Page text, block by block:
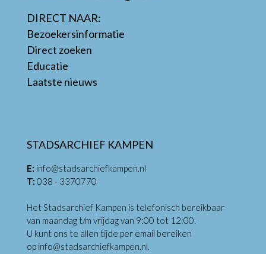
DIRECT NAAR:
Bezoekersinformatie
Direct zoeken
Educatie
Laatste nieuws
STADSARCHIEF KAMPEN
E: info@stadsarchiefkampen.nl
T: 038 - 3370770
Het Stadsarchief Kampen is telefonisch bereikbaar
van maandag t/m vrijdag van 9:00 tot 12:00.
U kunt ons te allen tijde per email bereiken
op info@stadsarchiefkampen.nl.